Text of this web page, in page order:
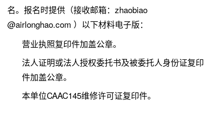
名。报名时提供（接收邮箱：zhaobiao
@airlonghao.com ）以下材料电子版：
营业执照复印件加盖公章。
法人证明或法人授权委托书及被委托人身份证复印
件加盖公章。
本单位CAAC145维修许可证复印件。